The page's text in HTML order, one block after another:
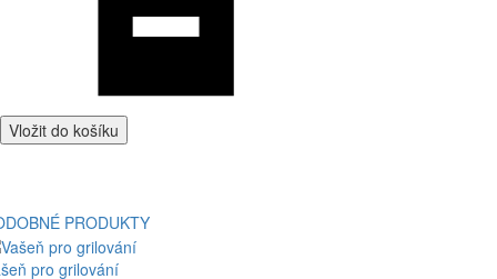
Vložit do košíku
PRODUKTY
pro grilování